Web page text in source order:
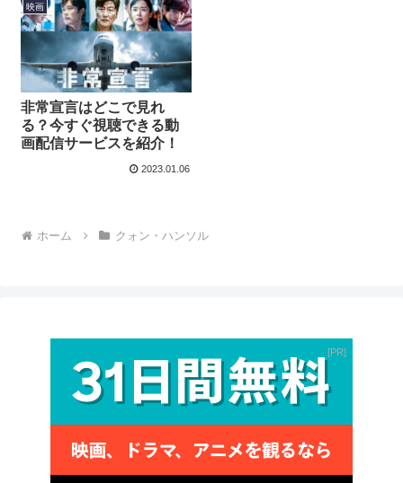
映画
非常宣言はどこで見れ
る？今すぐ視聴できる動
画配信サービスを紹介！
2023.01.06
ホーム クォン・ハンソル
PR